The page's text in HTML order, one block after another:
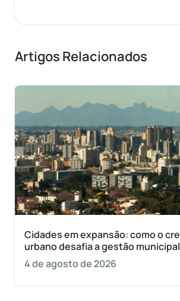
Artigos Relacionados
Cidades em expansão: como o
urbano desafia a gestão
4 de agosto de 2026